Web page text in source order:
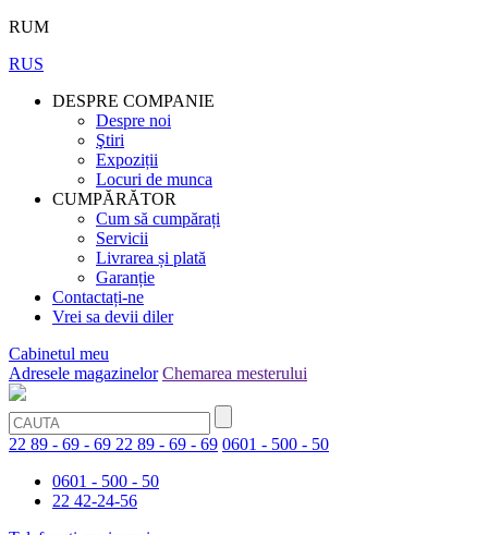
RUM
RUS
DESPRE COMPANIE
Despre noi
Ştiri
Expoziții
Locuri de munca
CUMPĂRĂTOR
Cum să cumpărați
Servicii
Livrarea și plată
Garanție
Contactați-ne
Vrei sa devii diler
Cabinetul meu
Adresele magazinelor Chemarea mesterului
22 89 - 69 - 69 22 89 - 69 - 69 0601 - 500 - 50
0601 - 500 - 50
22 42-24-56